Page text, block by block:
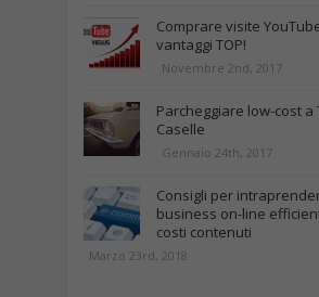
Comprare visite
vantaggi TOP!
Novembre 2nd, 2017
Parcheggiare low-cost a
Caselle
Gennaio 24th, 2017
Consigli per
business on-line
costi contenuti
Marzo 23rd, 2018